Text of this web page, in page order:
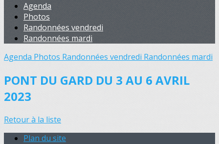
Agenda
Photos
Randonnées vendredi
Randonnées mardi
Agenda Photos Randonnées vendredi Randonnées mardi
PONT DU GARD DU 3 AU 6 AVRIL
2023
Retour à la liste
Plan du site